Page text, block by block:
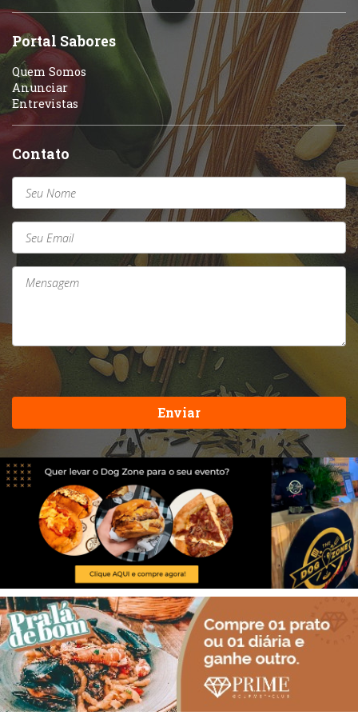
Portal Sabores
Quem Somos
Anunciar
Entrevistas
Contato
Enviar